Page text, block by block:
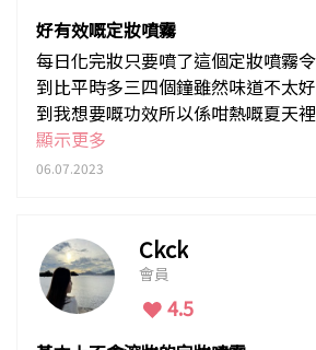
好有效嘅定妝噴霧
每日化完妝只要噴了這個定妝噴霧
到比平時多三四個鐘雖然味道不太
到我想要嘅功效所以係咁熱嘅夏天
心出門口
顯示更多
06.07.2023
Ckck
會員
4.5